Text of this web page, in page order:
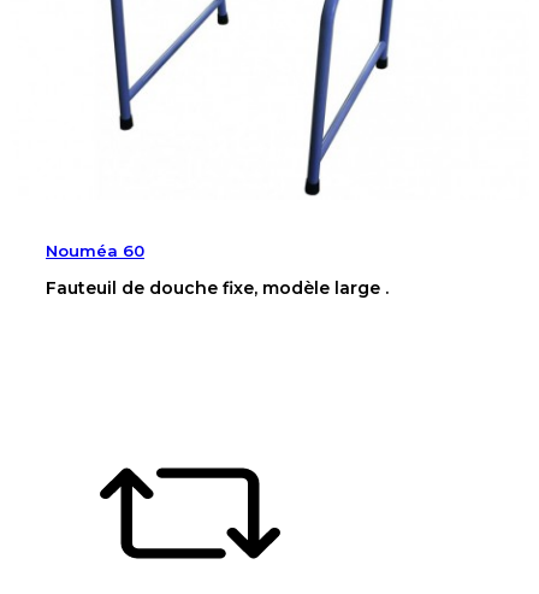
Nouméa 60
Fauteuil de douche fixe, modèle large .